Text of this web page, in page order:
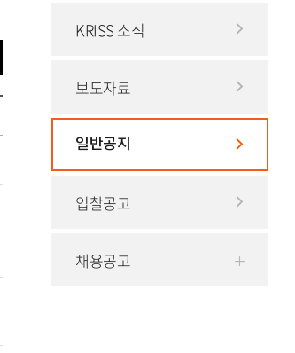
KRISS 소식
보도자료
일반공지
입찰공고
채용공고